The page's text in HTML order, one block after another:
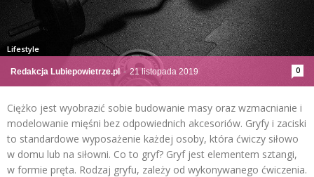
Redakcja Lubiepowietrze.pl - 21 listopada 2019 0
Lifestyle
Ciężko jest wyobrazić sobie budowanie masy oraz wzmacnianie i
modelowanie mięśni bez odpowiednich akcesoriów. Gryfy i zaciski
to standardowe wyposażenie każdej osoby, która ćwiczy siłowo
w domu lub na siłowni. Co to gryf? Gryf jest elementem sztangi,
w formie pręta. Rodzaj gryfu, zależy od wykonywanego ćwiczenia.